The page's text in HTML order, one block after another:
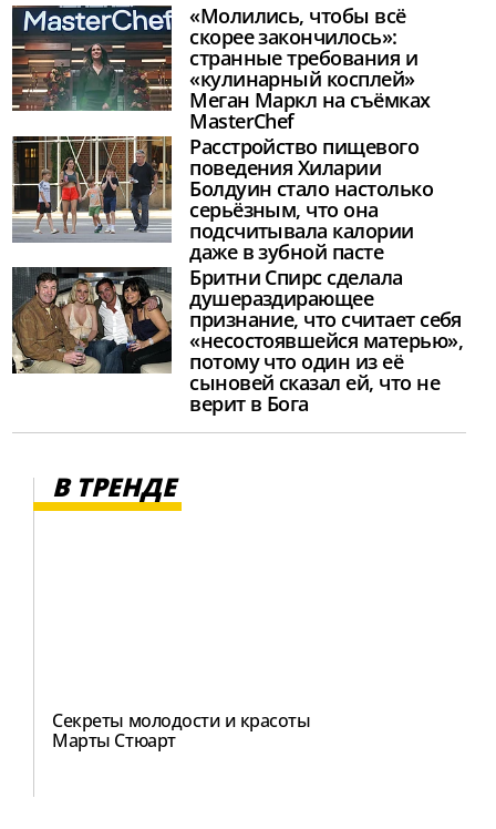
«Молились, чтобы всё
скорее закончилось»:
странные требования и
«кулинарный косплей»
Меган Маркл на съёмках
MasterChef
Расстройство пищевого
поведения Хиларии
Болдуин стало настолько
серьёзным, что она
подсчитывала калории
даже в зубной пасте
Бритни Спирс сделала
душераздирающее
признание, что считает себя
«несостоявшейся матерью»,
потому что один из её
сыновей сказал ей, что не
верит в Бога
В ТРЕНДЕ
Секреты молодости и красоты
Марты Стюарт